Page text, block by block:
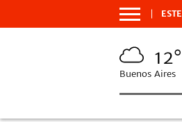
12°
Buenos Aires